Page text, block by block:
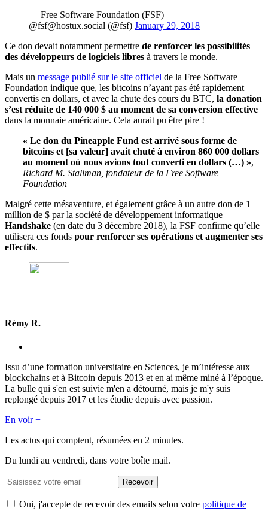
— Free Software Foundation (FSF)
@fsf@hostux.social (@fsf) January 29, 2018
Ce don devait notamment permettre de renforcer les possibilités
des développeurs de logiciels libres à travers le monde.
Mais un message publié sur le site officiel de la Free Software
Foundation indique que, les bitcoins n’ayant pas été rapidement
convertis en dollars, et avec la chute des cours du BTC, la donation
s’est réduite de 140 000 $ au moment de sa conversion effective
dans la monnaie américaine. Cela aurait pu être pire !
« Le don du Pineapple Fund est arrivé sous forme de
bitcoins et [sa valeur] avait chuté à environ 860 000 dollars
au moment où nous avions tout converti en dollars (…) »,
Richard M. Stallman, fondateur de la Free Software
Foundation
Malgré cette mésaventure, et également grâce à un autre don de 1
million de $ par la société de développement informatique
Handshake (en date du 3 décembre 2018), la FSF confirme qu’elle
utilisera ces fonds pour renforcer ses opérations et augmenter ses
effectifs.
Rémy R.
Issu d’une formation universitaire en Sciences, je m’intéresse aux
blockchains et à Bitcoin depuis 2013 et en ai même miné à l’époque.
La bulle qui s'en est suivie m'en a détourné, mais je m'y suis
replongé depuis 2017 et les étudie depuis avec passion.
En voir +
Les actus qui comptent, résumées en 2 minutes.
Du lundi au vendredi, dans votre boîte mail.
Recevoir
Oui, j'accepte de recevoir des emails selon votre politique de